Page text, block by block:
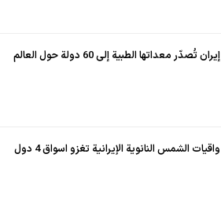
إيران تُصدّر معداتها الطبية إلى 60 دولة حول العالم
واقيات الشمس النانوية الإيرانية تغزو اسواق 4 دول